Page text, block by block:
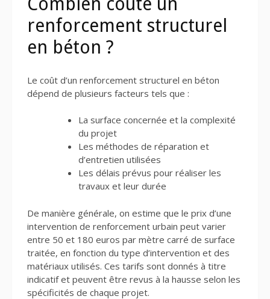
renforcement structurel
en béton ?
Le coût d’un renforcement structurel en béton
dépend de plusieurs facteurs tels que :
La surface concernée et la complexité
du projet
Les méthodes de réparation et
d’entretien utilisées
Les délais prévus pour réaliser les
travaux et leur durée
De manière générale, on estime que le prix d’une
intervention de renforcement urbain peut varier
entre 50 et 180 euros par mètre carré de surface
traitée, en fonction du type d’intervention et des
matériaux utilisés. Ces tarifs sont donnés à titre
indicatif et peuvent être revus à la hausse selon les
spécificités de chaque projet.